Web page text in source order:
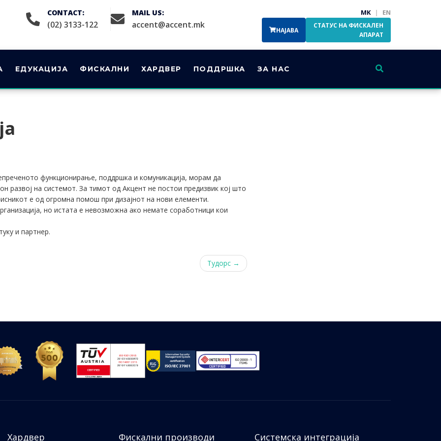
CONTACT:
(02) 3133-122
MAIL US:
accent@accent.mk
MK | EN
НАЈАВА
СТАТУС НА ФИСКАЛЕН
АПАРАТ
ЕДУКАЦИЈА ФИСКАЛНИ ХАРДВЕР ПОДДРШКА ЗА НАС
функционирање, поддршка и комуникација, морам да
развој на системот. За тимот од Акцент не постои предизвик кој што
е од огромна помош при дизајнот на нови елементи.
но истата е невозможна ако немате соработници кои
и партнер.
Тудорс →
Хардвер Фискални производи Системска интеграција